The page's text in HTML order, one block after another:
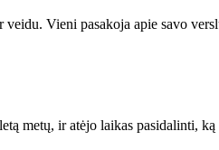
Vieni pasakoja apie savo
metų, ir atėjo laikas pasidalinti,